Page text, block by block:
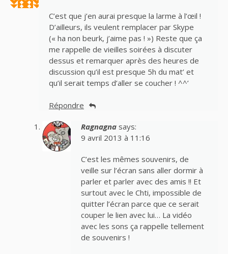
C’est que j’en aurai presque la larme à l’œil !
D’ailleurs, ils veulent remplacer par Skype
(« ha non beurk, j’aime pas ! ») Reste que ça
me rappelle de vieilles soirées à discuter
dessus et remarquer après des heures de
discussion qu’il est presque 5h du mat’ et
qu’il serait temps d’aller se coucher ! ^^’
Répondre
Ragnagna says:
9 avril 2013 à 11:16
C’est les mêmes souvenirs, de
veille sur l’écran sans aller dormir à
parler et parler avec des amis !! Et
surtout avec le Chti, impossible de
quitter l’écran parce que ce serait
couper le lien avec lui… La vidéo
avec les sons ça rappelle tellement
de souvenirs !